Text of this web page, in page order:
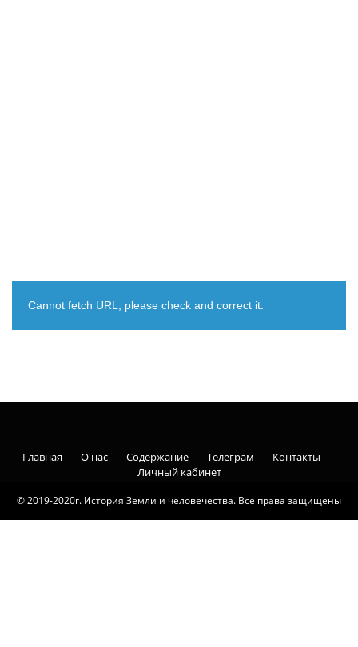
Cannot fetch URL, please check and correct it.
© 2019-2020г. История Земли и человечества. Все права защищены
Главная О нас Содержание Телеграм
Контакты
Личный кабинет